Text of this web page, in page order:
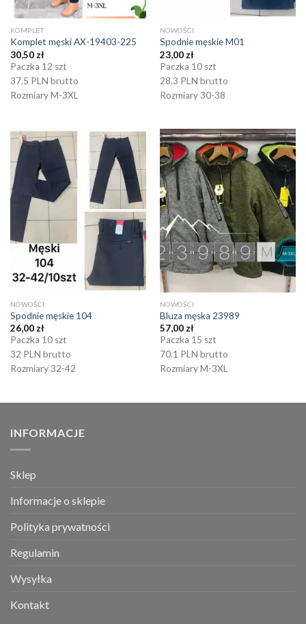
KOMPLET
Komplet męski AX-19403-225
30,50 zł
Paczka 12 szt
37.5 PLN brutto
Rozmiary M-3XL
NOWOŚCI
Spodnie męskie M01
23,00 zł
Paczka 10 szt
28.3 PLN brutto
Rozmiary 30-38
NOWOŚCI
Spodnie męskie 104
26,00zł
Paczka 10 szt
32 PLN brutto
Rozmiary 32-42
NOWOŚCI
Bluza męska 23989
57,00zł
Paczka 15 szt
70.1 PLN brutto
Rozmiary M-3XL
INFORMACJE
Sklep
Informacje o sklepie
Polityka prywatności
Regulamin
Wysyłka
Kontakt